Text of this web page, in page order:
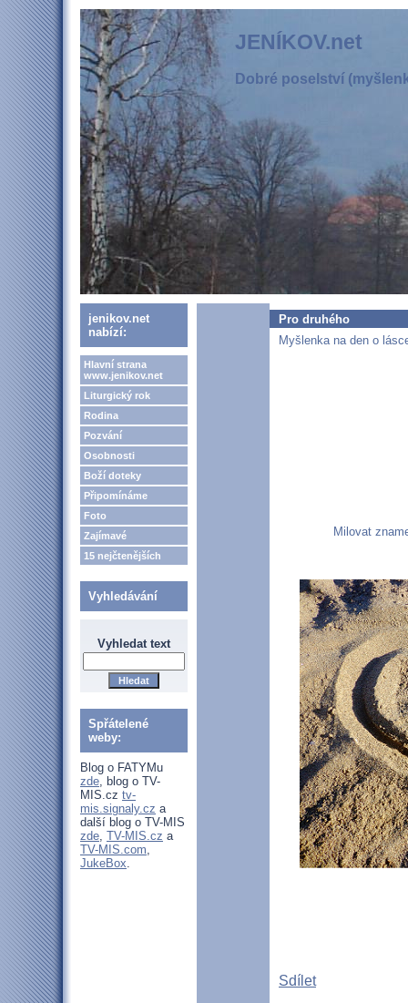
JENÍKOV.net
Dobré poselství
jenikov.net
nabízí:
Hlavní strana
www.jenikov.net
Liturgický rok
Rodina
Pozvání
Osobnosti
Boží doteky
Připomínáme
Foto
Zajímavé
15 nejčtenějších
Vyhledávání
Vyhledat text
Spřátelené
weby:
Blog o FATYMu
zde, blog o TV-
MIS.cz tv-
mis.signaly.cz a
další blog o TV-MIS
zde, TV-MIS.cz a
TV-MIS.com,
JukeBox.
Pro druhého
Myšlenka na den o
Milovat
Sdílet